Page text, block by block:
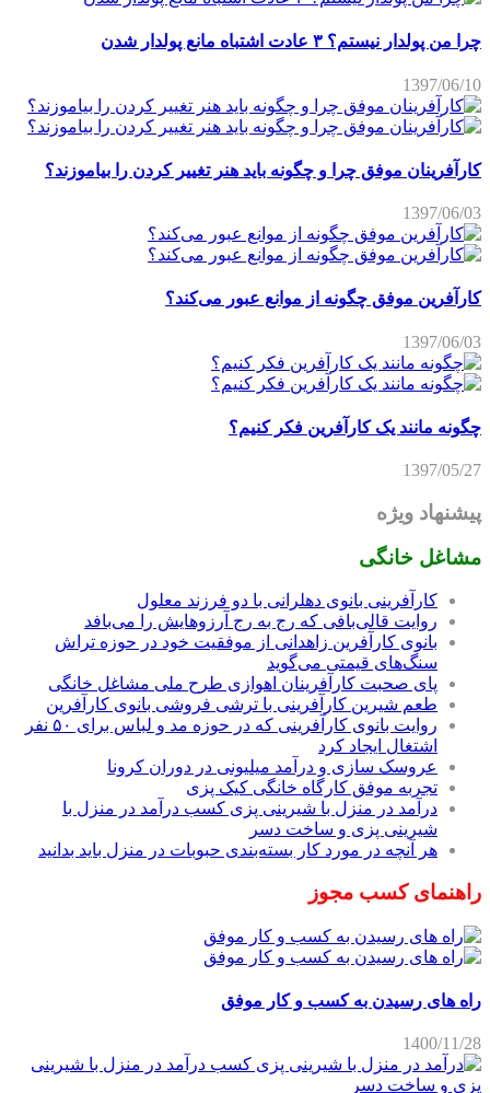
چرا من پولدار نیستم؟ ۳ عادت اشتباه مانع پولدار شدن
1397/06/10
کارآفرینان موفق چرا و چگونه باید هنر تغییر کردن را بیاموزند؟
1397/06/03
کارآفرین موفق چگونه از موانع عبور می‌کند؟
1397/06/03
چگونه مانند یک کارآفرین فکر کنیم؟
1397/05/27
پیشنهاد ویژه
مشاغل خانگی
کارآفرینی بانوی دهلرانی با دو فرزند معلول
روایت قالی‌بافی که رج به رج آرزوهایش را می‌بافد
بانوی کارآفرین زاهدانی از موفقیت خود در حوزه تراش
سنگ‌های قیمتی می‌گوید
پای صحبت کارآفرینان اهوازی طرح ملی مشاغل خانگی
طعم شیرین کارآفرینی با ترشی فروشی بانوی کارآفرین
روایت بانوی کارآفرینی که در حوزه مد و لباس برای ۵۰ نفر
اشتغال ایجاد کرد
عروسک سازی و درآمد میلیونی در دوران کرونا
تجربه موفق کارگاه خانگی کیک پزی
درآمد در منزل با شیرینی پزی کسب درآمد در منزل با
شیرینی پزی و ساخت دسر
هر آنچه در مورد کار بسته‌بندی حبوبات در منزل باید بدانید
راهنمای کسب مجوز
راه های رسیدن به کسب و کار موفق
1400/11/28